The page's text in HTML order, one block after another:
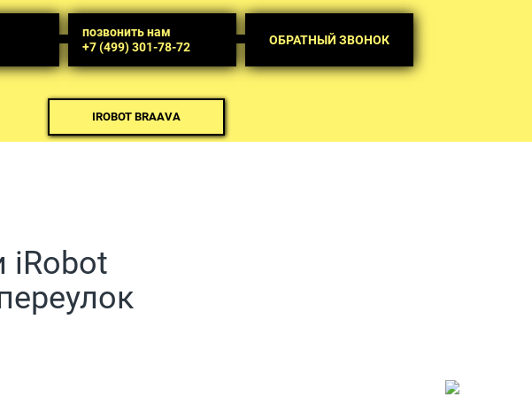
позвонить нам
+7 (499) 301-78-72
ОБРАТНЫЙ ЗВОНОК
IROBOT BRAAVA
iRobot